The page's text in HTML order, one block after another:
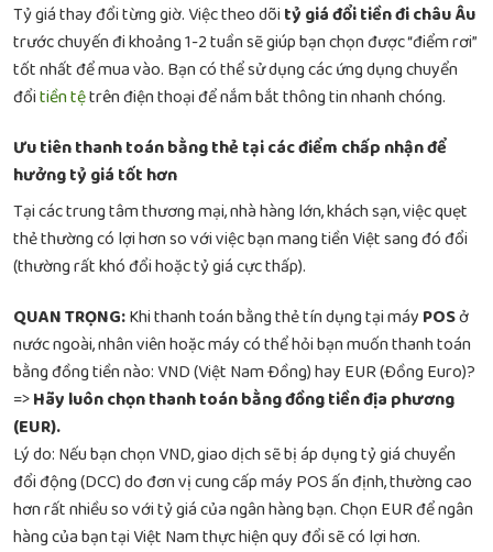
Tỷ giá thay đổi từng giờ. Việc theo dõi tỷ giá đổi tiền đi châu Âu
trước chuyến đi khoảng 1-2 tuần sẽ giúp bạn chọn được “điểm rơi”
tốt nhất để mua vào. Bạn có thể sử dụng các ứng dụng chuyển
đổitiền tệtrên điện thoại để nắm bắt thông tin nhanh chóng.
Ưu tiên thanh toán bằng thẻ tại các điểm chấp nhận để
hưởng tỷ giá tốt hơn
Tại các trung tâm thương mại, nhà hàng lớn, khách sạn, việc quẹt
thẻ thường có lợi hơn so với việc bạn mang tiền Việt sang đó đổi
(thường rất khó đổi hoặc tỷ giá cực thấp).
QUAN TRỌNG:Khi thanh toán bằng thẻ tín dụng tại máy POSở
nước ngoài, nhân viên hoặc máy có thể hỏi bạn muốn thanh toán
bằng đồng tiền nào: VND (Việt Nam Đồng) hay EUR (Đồng Euro)?
=>Hãy luôn chọn thanh toán bằng đồng tiền địa phương
(EUR).
Lý do: Nếu bạn chọn VND, giao dịch sẽ bị áp dụng tỷ giá chuyển
đổi động (DCC) do đơn vị cung cấp máy POS ấn định, thường cao
hơn rất nhiều so với tỷ giá của ngân hàng bạn. Chọn EUR để ngân
hàng của bạn tại Việt Nam thực hiện quy đổi sẽ có lợi hơn.